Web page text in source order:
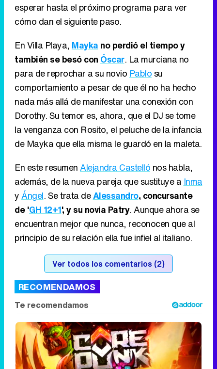
esperar hasta el próximo programa para ver
cómo dan el siguiente paso.
En Villa Playa, Mayka no perdió el tiempo y
también se besó con Óscar. La murciana no
para de reprochar a su novio Pablo su
comportamiento a pesar de que él no ha hecho
nada más allá de manifestar una conexión con
Dorothy. Su temor es, ahora, que el DJ se tome
la venganza con Rosito, el peluche de la infancia
de Mayka que ella misma le guardó en la maleta.
En este resumenAlejandra Castelló nos habla,
además, de la nueva pareja que sustituye a Inma
yÁngel. Se trata deAlessandro, concursante
de 'GH 12+1', y su novia Patry. Aunque ahora se
encuentran mejor que nunca, reconocen que al
principio de su relación ella fue infiel al italiano.
Ver todos los comentarios (2)
RECOMENDAMOS